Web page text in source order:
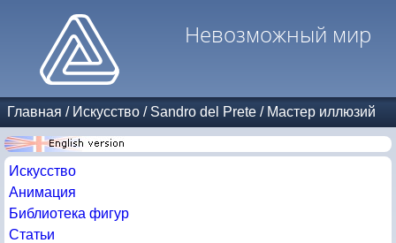
Невозможный мир
Главная / Искусство / Sandro del Prete / Мастер иллюзий
Искусство
Анимация
Библиотека фигур
Статьи